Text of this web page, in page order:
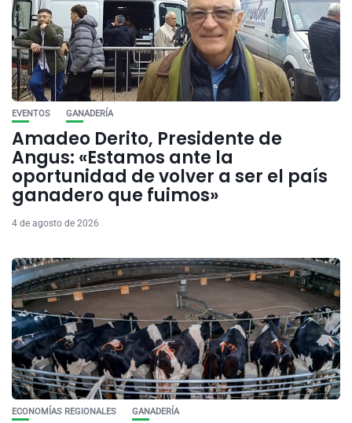
EVENTOS GANADERÍA
Amadeo Derito, Presidente de
Angus: «Estamos ante la
oportunidad de volver a ser el país
ganadero que fuimos»
4 de agosto de 2026
ECONOMÍAS REGIONALES GANADERÍA